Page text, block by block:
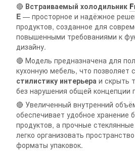
🔴 Встраиваемый холодильник
E — просторное и надёжное
продуктов, созданное для
повышенными требованиями к
дизайну.
🔴 Модель предназначена для
кухонную мебель, что позволяет
стилистику интерьера и скрыть
без нарушения общей концепции
🔴 Увеличенный внутренний
обеспечивает удобное хранение
продуктов, а прочные
легко организовать
форматы упаковок.